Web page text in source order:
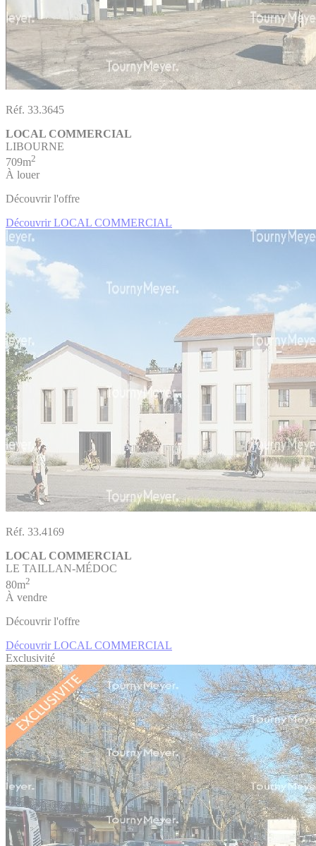
Réf. 33.3645
LOCAL COMMERCIAL
LIBOURNE
709m2
À louer
Découvrir l'offre
Découvrir LOCAL COMMERCIAL
Réf. 33.4169
LOCAL COMMERCIAL
LE TAILLAN-MÉDOC
80m2
À vendre
Découvrir l'offre
Découvrir LOCAL COMMERCIAL
Exclusivité